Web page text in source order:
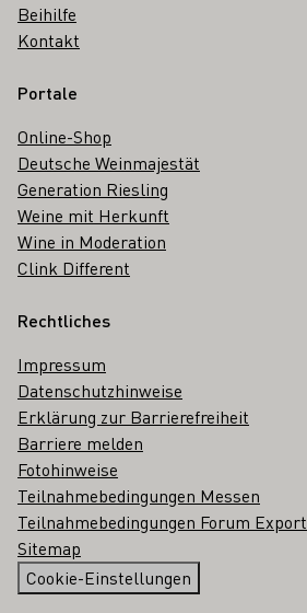
Beihilfe
Kontakt
Portale
Online-Shop
Deutsche Weinmajestät
Generation Riesling
Weine mit Herkunft
Wine in Moderation
Clink Different
Rechtliches
Impressum
Datenschutzhinweise
Erklärung zur Barrierefreiheit
Barriere melden
Fotohinweise
Teilnahmebedingungen Messen
Teilnahmebedingungen Forum Export
Sitemap
Cookie-Einstellungen